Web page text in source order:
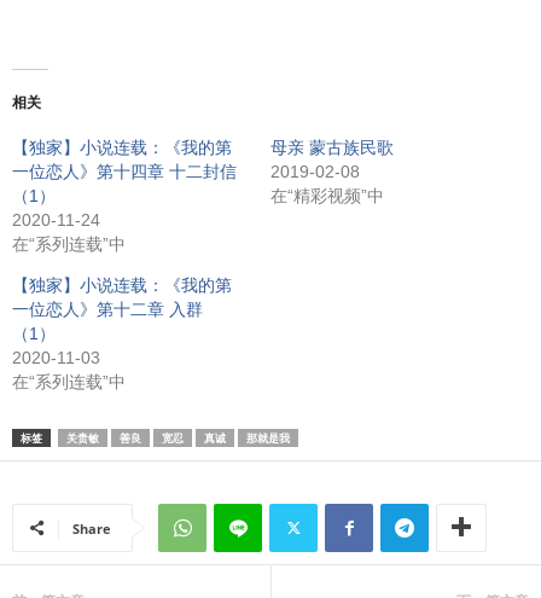
相关
【独家】小说连载：《我的第
一位恋人》第十四章 十二封信
（1）
2020-11-24
在“系列连载”中
母亲 蒙古族民歌
2019-02-08
在“精彩视频”中
【独家】小说连载：《我的第
一位恋人》第十二章 入群
（1）
2020-11-03
在“系列连载”中
标签 关贵敏 善良 宽忍 真诚 那就是我
Share